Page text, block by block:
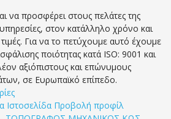
να προσφέρει στους πελάτες της
στον κατάλληλο χρόνο και
τιμές. Για να το πετύχουμε αυτό έχουμε
ποιότητας κατά ISO: 9001 και
αξιόπιστους και επώνυμους
σε Ευρωπαϊκό επίπεδο.
Ιστοσελίδα Προβολή προφίλ